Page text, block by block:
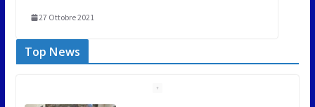
27 Ottobre 2021
Top News